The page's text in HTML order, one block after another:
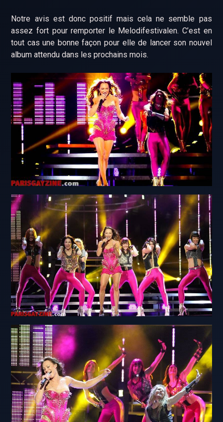
Notre avis est donc positif mais cela ne semble pas
assez fort pour remporter le Melodifestivalen. C’est en
tout cas une bonne façon pour elle de lancer son nouvel
album attendu dans les prochains mois.